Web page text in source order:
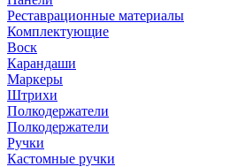
Реставрационные материалы
Комплектующие
Воск
Карандаши
Маркеры
Штрихи
Полкодержатели
Полкодержатели
Ручки
Кастомные ручки